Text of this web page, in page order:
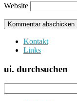
Website
Kontakt
Links
ui. durchsuchen
nach: